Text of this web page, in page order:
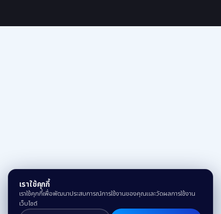
เราใช้คุกกี้
เราใช้คุกกี้เพื่อพัฒนาประสบการณ์การใช้งานของคุณและวัดผลการใช้งาน
เว็บไซต์